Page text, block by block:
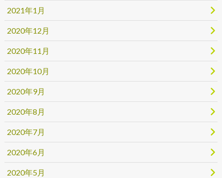
2021年1月
2020年12月
2020年11月
2020年10月
2020年9月
2020年8月
2020年7月
2020年6月
2020年5月